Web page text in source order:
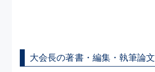
大会長の著書・編集・執筆論文